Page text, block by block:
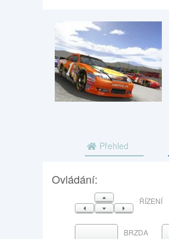
Přehled
Ovládání:
NAHORU
VLEVODOLŮVPRAVO
ŘÍZENÍ
MEZERNÍKBRZDA